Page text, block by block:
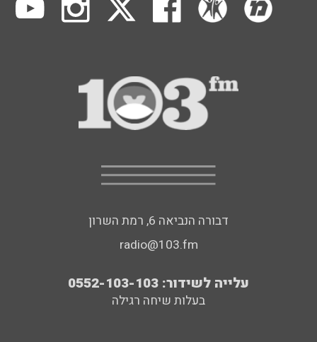
דבורה הנביאה 6, רמת השרון
radio@103.fm
עלייה לשידור: 0552-103-103
בעלות שיחה רגילה